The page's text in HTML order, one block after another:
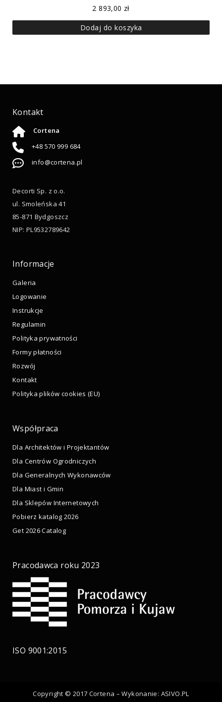
2 893,00 zł
Dodaj do koszyka
Kontakt
Cortena
+48 570 999 684
info@cortena.pl
Decorti Sp. z o.o.
ul. Smoleńska 41
85-871 Bydgoszcz
NIP: PL9532789642
Informacje
Galeria
Logowanie
Instrukcje
Regulamin
Polityka prywatności
Formy płatności
Rozwój
Kontakt
Polityka plików cookies (EU)
Współpraca
Dla Architektów i Projektantów
Dla Centrów Ogrodniczych
Dla Generalnych Wykonawców
Dla Miast i Gmin
Dla Sklepów Internetowych
Pobierz katalog 2026
Get 2026 Catalog
Pracodawca roku 2023
ISO 9001:2015
Copyright © 2017 Cortena – Wykonanie: ASIVO.PL